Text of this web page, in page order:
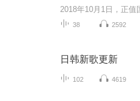
38 2592
日韩新歌更新
102 4619